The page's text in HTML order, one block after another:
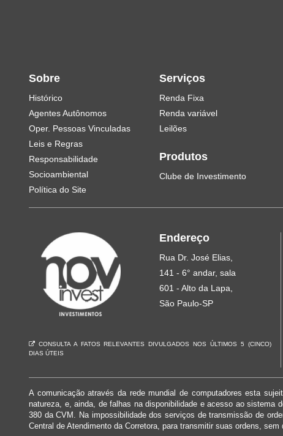
Sobre
Histórico
Agentes Autônomos
Oper. Pessoas Vinculadas
Leis e Regras
Responsabilidade
Socioambiental
Política do Site
Serviços
Renda Fixa
Renda variável
Leilões
Produtos
Clube de Investimento
Endereço
Rua Dr. José Elias,
141 - 6° andar, sala
601 - Alto da Lapa,
São Paulo-SP
CONSULTA A FATOS RELEVANTES DIVULGADOS NOS ÚLTIMOS 5 (CINCO)
DIAS ÚTEIS
A comunicação através da rede mundial de computadores esta
natureza, e, ainda, de falhas na disponibilidade e acesso ao sistema
380 da CVM. Na impossibilidade dos serviços de transmissão de
Central de Atendimento da Corretora, para transmitir suas ordens, sem